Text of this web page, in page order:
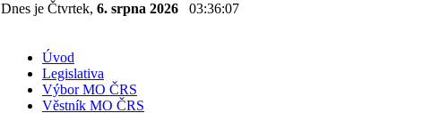
Dnes je Čtvrtek, 6. srpna 2026 03:36:08
Úvod
Legislativa
Výbor MO ČRS
Věstník MO ČRS